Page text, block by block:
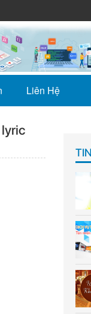
Liên Hệ
lyric